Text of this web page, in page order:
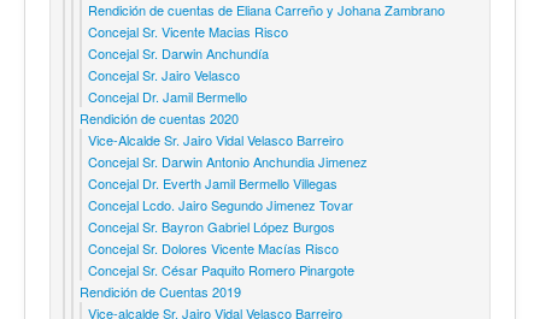
Rendición de cuentas de Eliana Carreño y Johana Zambrano
Concejal Sr. Vicente Macias Risco
Concejal Sr. Darwin Anchundía
Concejal Sr. Jairo Velasco
Concejal Dr. Jamil Bermello
Rendición de cuentas 2020
Vice-Alcalde Sr. Jairo Vidal Velasco Barreiro
Concejal Sr. Darwin Antonio Anchundia Jimenez
Concejal Dr. Everth Jamil Bermello Villegas
Concejal Lcdo. Jairo Segundo Jimenez Tovar
Concejal Sr. Bayron Gabriel López Burgos
Concejal Sr. Dolores Vicente Macías Risco
Concejal Sr. César Paquito Romero Pinargote
Rendición de Cuentas 2019
Vice-alcalde Sr. Jairo Vidal Velasco Barreiro